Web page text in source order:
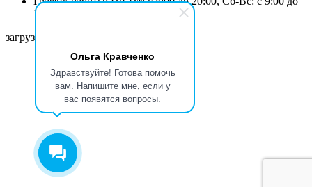
Ольга Кравченко
Здравствуйте! Готова помочь
вам. Напишите мне, если у
вас появятся вопросы.
19:00
загрузка карты...